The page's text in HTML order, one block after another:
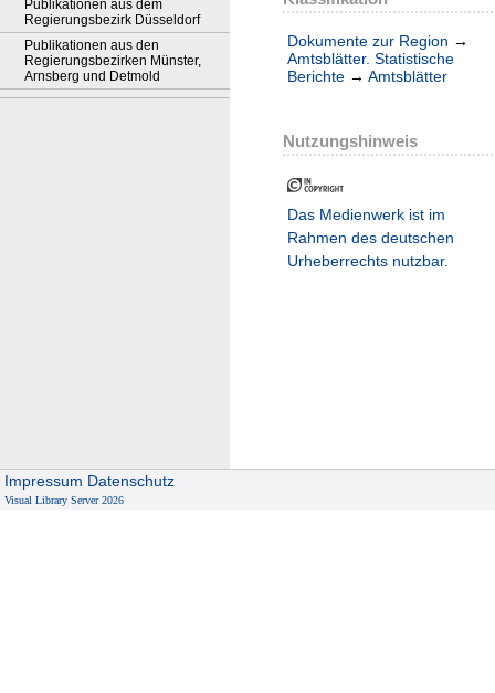
Publikationen aus dem
Regierungsbezirk Düsseldorf
Publikationen aus den
Regierungsbezirken Münster,
Arnsberg und Detmold
Dokumente zur Region →
Amtsblätter. Statistische
Berichte → Amtsblätter
Nutzungshinweis
Das Medienwerk ist im
Rahmen des deutschen
Urheberrechts nutzbar.
Impressum Datenschutz
Visual Library Server 2026